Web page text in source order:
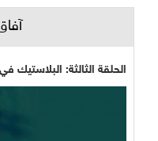
الحلقة الثالثة: البلاستيك